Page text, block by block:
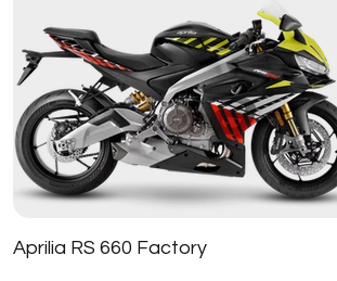
Aprilia RS 660 Factory